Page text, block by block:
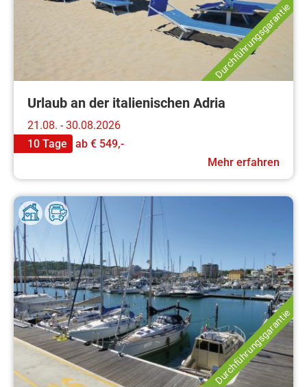
Durchführungsgarantie
Urlaub an der italienischen Adria
21.08. - 30.08.2026
10 Tage
ab € 549,-
Mehr erfahren
Durchführungsgarantie